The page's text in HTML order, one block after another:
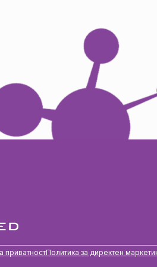
приватностПолитика за директен